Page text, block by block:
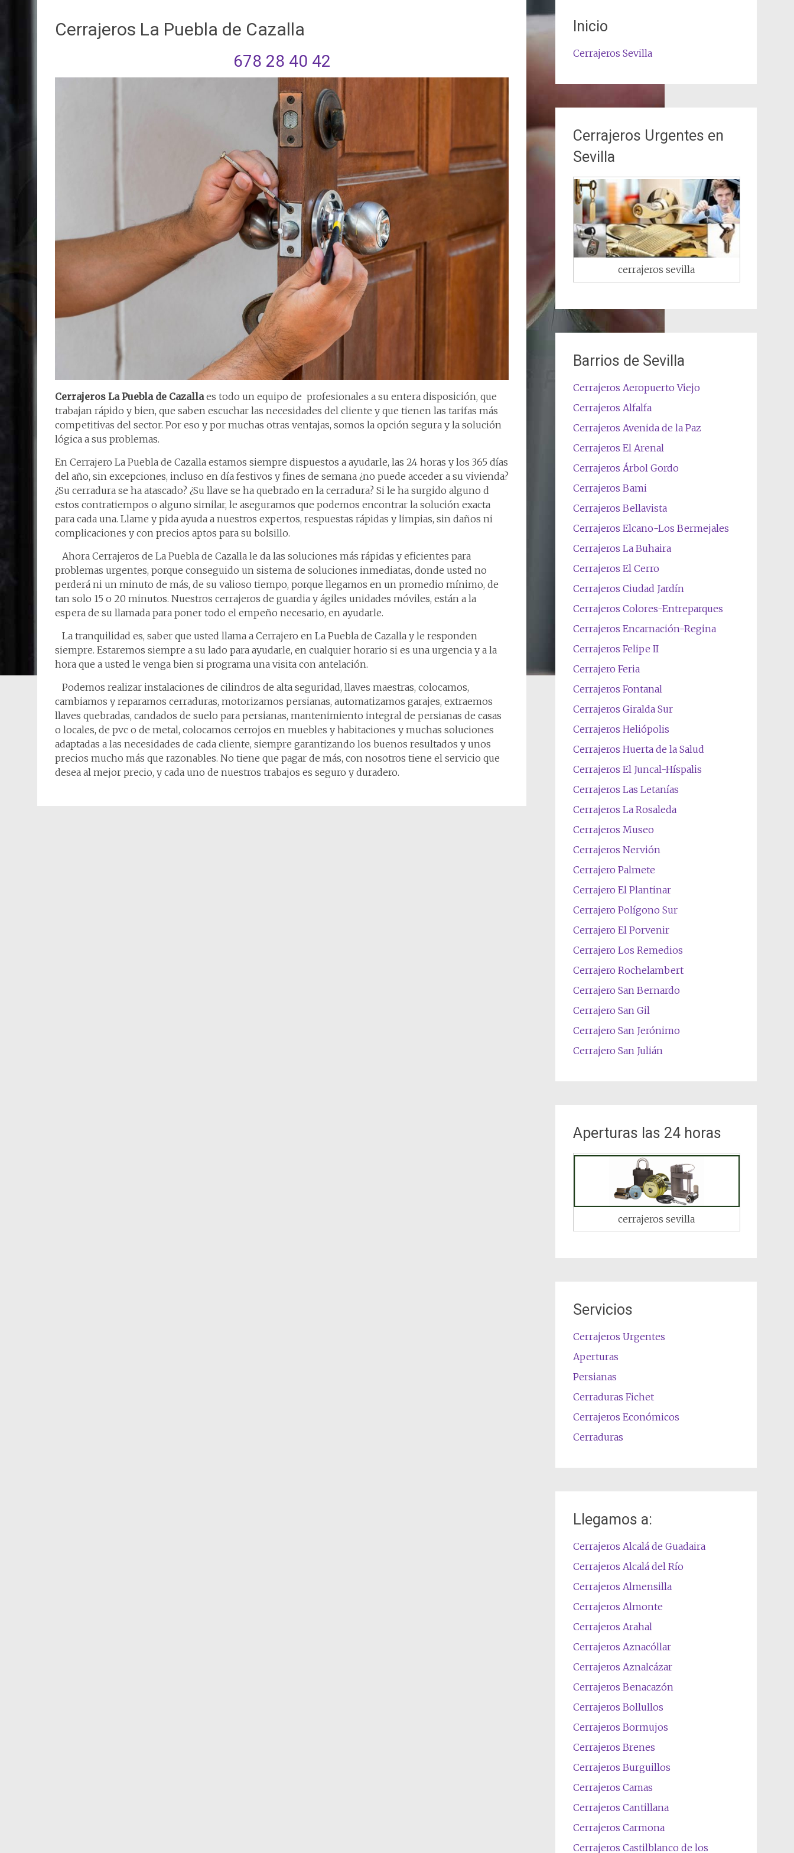
Cerrajeros La Puebla de Cazalla
678 28 40 42
Cerrajeros La Puebla de Cazallaes todo un equipo de profesionales a su entera disposición, que
trabajan rápido y bien, que saben escuchar las necesidades del cliente y que tienen las tarifas más
competitivas del sector. Por eso y por muchas otras ventajas, somos la opción segura y la solución
lógica a sus problemas.
En Cerrajero La Puebla de Cazalla estamos siempre dispuestos a ayudarle, las 24 horas y los 365 días
del año, sin excepciones, incluso en día festivos y fines de semana ¿no puede acceder a su vivienda?
¿Su cerradura se ha atascado? ¿Su llave se ha quebrado en la cerradura? Si le ha surgido alguno d
estos contratiempos o alguno similar, le aseguramos que podemos encontrar la solución exacta
para cada una. Llame y pida ayuda a nuestros expertos, respuestas rápidas y limpias, sin daños ni
complicaciones y con precios aptos para su bolsillo.
Ahora Cerrajeros de La Puebla de Cazalla le da las soluciones más rápidas y eficientes para
problemas urgentes, porque conseguido un sistema de soluciones inmediatas, donde usted no
perderá ni un minuto de más, de su valioso tiempo, porque llegamos en un promedio mínimo, de
tan solo 15 o 20 minutos. Nuestros cerrajeros de guardia y ágiles unidades móviles, están a la
espera de su llamada para poner todo el empeño necesario, en ayudarle.
La tranquilidad es, saber que usted llama a Cerrajero en La Puebla de Cazalla y le responden
siempre. Estaremos siempre a su lado para ayudarle, en cualquier horario si es una urgencia y a la
hora que a usted le venga bien si programa una visita con antelación.
Podemos realizar instalaciones de cilindros de alta seguridad, llaves maestras, colocamos,
cambiamos y reparamos cerraduras, motorizamos persianas, automatizamos garajes, extraemos
llaves quebradas, candados de suelo para persianas, mantenimiento integral de persianas de casas
o locales, de pvc o de metal, colocamos cerrojos en muebles y habitaciones y muchas soluciones
adaptadas a las necesidades de cada cliente, siempre garantizando los buenos resultados y unos
precios mucho más que razonables. No tiene que pagar de más, con nosotros tiene el servicio que
desea al mejor precio, y cada uno de nuestros trabajos es seguro y duradero.
Inicio
Cerrajeros Sevilla
Cerrajeros Urgentes en
Sevilla
cerrajeros sevilla
Barrios de Sevilla
Cerrajeros Aeropuerto Viejo
Cerrajeros Alfalfa
Cerrajeros Avenida de la Paz
Cerrajeros El Arenal
Cerrajeros Árbol Gordo
Cerrajeros Bami
Cerrajeros Bellavista
Cerrajeros Elcano-Los Bermejales
Cerrajeros La Buhaira
Cerrajeros El Cerro
Cerrajeros Ciudad Jardín
Cerrajeros Colores-Entreparques
Cerrajeros Encarnación-Regina
Cerrajeros Felipe II
Cerrajero Feria
Cerrajeros Fontanal
Cerrajeros Giralda Sur
Cerrajeros Heliópolis
Cerrajeros Huerta de la Salud
Cerrajeros El Juncal-Híspalis
Cerrajeros Las Letanías
Cerrajeros La Rosaleda
Cerrajeros Museo
Cerrajeros Nervión
Cerrajero Palmete
Cerrajero El Plantinar
Cerrajero Polígono Sur
Cerrajero El Porvenir
Cerrajero Los Remedios
Cerrajero Rochelambert
Cerrajero San Bernardo
Cerrajero San Gil
Cerrajero San Jerónimo
Cerrajero San Julián
Aperturas las 24 horas
cerrajeros sevilla
Servicios
Cerrajeros Urgentes
Aperturas
Persianas
Cerraduras Fichet
Cerrajeros Económicos
Cerraduras
Llegamos a:
Cerrajeros Alcalá de Guadaira
Cerrajeros Alcalá del Río
Cerrajeros Almensilla
Cerrajeros Almonte
Cerrajeros Arahal
Cerrajeros Aznacóllar
Cerrajeros Aznalcázar
Cerrajeros Benacazón
Cerrajeros Bollullos
Cerrajeros Bormujos
Cerrajeros Brenes
Cerrajeros Burguillos
Cerrajeros Camas
Cerrajeros Cantillana
Cerrajeros Carmona
Cerrajeros Castilblanco de los